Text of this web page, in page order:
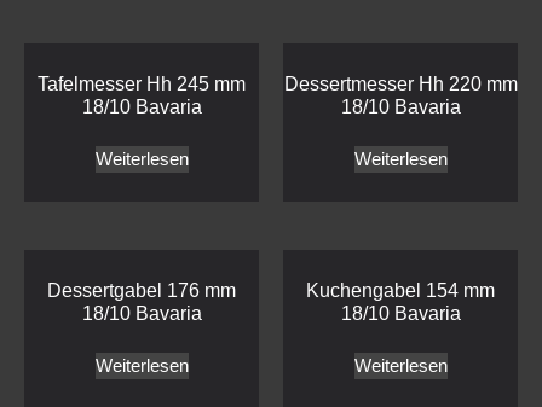
Tafelmesser Hh 245 mm
18/10 Bavaria
Weiterlesen
Dessertmesser Hh 220 mm
18/10 Bavaria
Weiterlesen
Dessertgabel 176 mm
18/10 Bavaria
Weiterlesen
Kuchengabel 154 mm
18/10 Bavaria
Weiterlesen